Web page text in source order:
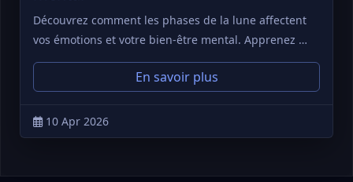
Découvrez comment les phases de la lune affectent
vos émotions et votre bien-être mental. Apprenez …
En savoir plus
10 Apr 2026